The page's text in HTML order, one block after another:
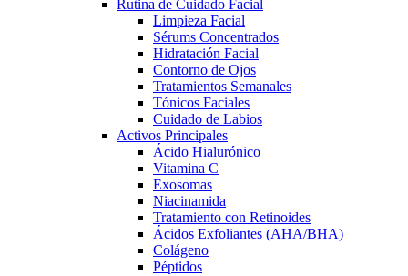
Rutina de Cuidado Facial
Limpieza Facial
Sérums Concentrados
Hidratación Facial
Contorno de Ojos
Tratamientos Semanales
Tónicos Faciales
Cuidado de Labios
Activos Principales
Ácido Hialurónico
Vitamina C
Exosomas
Niacinamida
Tratamiento con Retinoides
Ácidos Exfoliantes (AHA/BHA)
Colágeno
Péptidos